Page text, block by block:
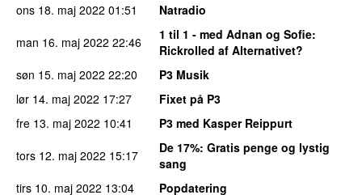
ons 18. maj 2022 01:51
Natradio
man 16. maj 2022 22:46 1 til 1 - med Adnan og Sofie:
Rickrolled af Alternativet?
søn 15. maj 2022 22:20
P3 Musik
lør 14. maj 2022 17:27
Fixet på P3
fre 13. maj 2022 10:41
P3 med Kasper Reippurt
tors 12. maj 2022 15:17 De 17%: Gratis penge og lystig
sang
tirs 10. maj 2022 13:04 Popdatering